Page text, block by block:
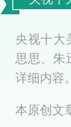
央视十大
思思、朱
详细内容。
本原创文